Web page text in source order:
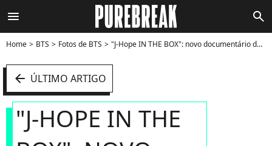
menu search
Home BTS Fotos de BTS "J-Hope IN THE BOX": novo documentário do idol do BTS mostrará cantor trabalhando no seu primeiro álbum solo - Foto
arrow_left ÚLTIMO ARTIGO
"J-HOPE IN THE